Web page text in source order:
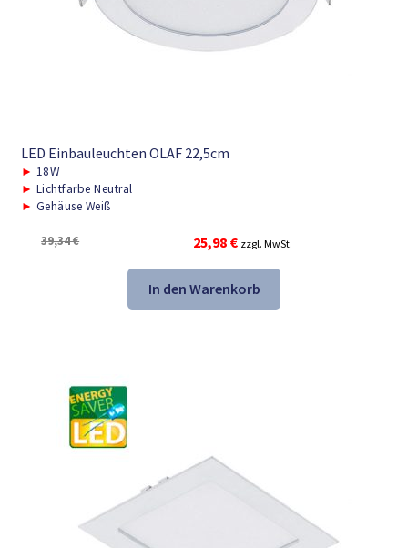
LED Einbauleuchten OLAF 22,5cm
► 18W
► Lichtfarbe Neutral
► Gehäuse Weiß
39,34€
Ursprünglicher
Preis
war:
39,34 €
25,98 €Aktueller
Preis
ist:
25,98 €.
zzgl. MwSt.
In den Warenkorb